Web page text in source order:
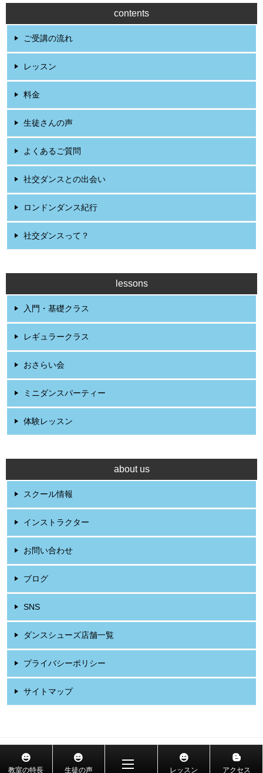
contents
ご受講の流れ
レッスン
料金
生徒さんの声
よくあるご質問
社交ダンスとの出会い
ロンドンダンス紀行
社交ダンスって？
lessons
入門・基礎クラス
レギュラークラス
おさらい会
ミニダンスパーティー
体験レッスン
about us
スクール情報
インストラクター
お問い合わせ
ブログ
SNS
ダンスシューズ店舗一覧
プライバシーポリシー
サイトマップ
© 2026 社交ダンス教室 東京・吉祥寺 山岡ダンススクール
教室の特長 生徒の声 レッスン アクセス